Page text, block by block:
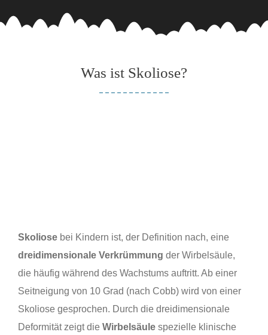
Was ist Skoliose?
Skoliose bei Kindern ist, der Definition nach, eine
dreidimensionale Verkrümmung der Wirbelsäule,
die häufig während des Wachstums auftritt. Ab einer
Seitneigung von 10 Grad (nach Cobb) wird von einer
Skoliose gesprochen. Durch die dreidimensionale
Deformität zeigt die Wirbelsäule spezielle klinische